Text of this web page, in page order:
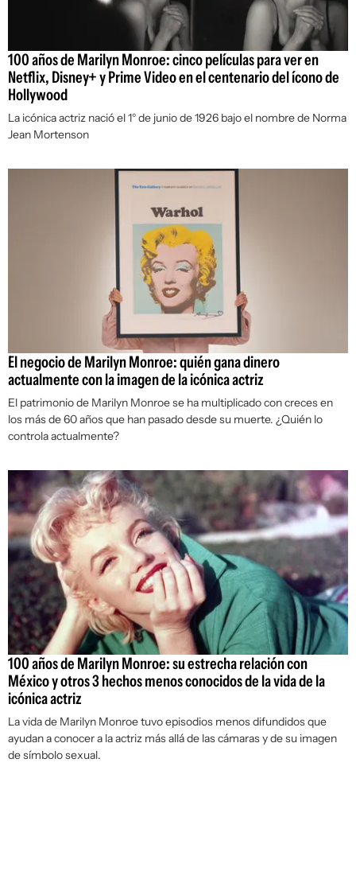
100 años de Marilyn Monroe: cinco películas para ver en
Netflix, Disney+ y Prime Video en el centenario del ícono de
Hollywood
La icónica actriz nació el 1° de junio de 1926 bajo el nombre de Norma
Jean Mortenson
El negocio de Marilyn Monroe: quién gana dinero
actualmente con la imagen de la icónica actriz
El patrimonio de Marilyn Monroe se ha multiplicado con creces en
los más de 60 años que han pasado desde su muerte. ¿Quién lo
controla actualmente?
100 años de Marilyn Monroe: su estrecha relación con
México y otros 3 hechos menos conocidos de la vida de la
icónica actriz
La vida de Marilyn Monroe tuvo episodios menos difundidos que
ayudan a conocer a la actriz más allá de las cámaras y de su imagen
de símbolo sexual.